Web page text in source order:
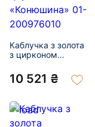
Каблучка з золота
з цирконом
200976010
10 521 ₴